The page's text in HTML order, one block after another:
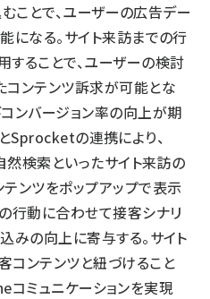
ことで、ユーザーの広告デー
なる。サイト来訪までの行
ることで、ユーザーの検討
コンテンツ訴求が可能とな
ンバージョン率の向上が期
Sprocketの連携により、
検索といったサイト来訪の
ンツをポップアップで表示
行動に合わせて接客シナリ
みの向上に寄与する。サイト
コンテンツと紐づけること
コミュニケーションを実現